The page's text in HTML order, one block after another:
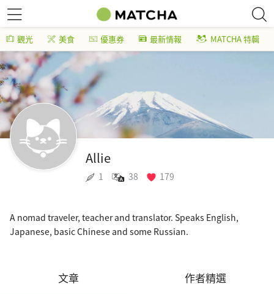
觀光 美食 優惠券 最新情報 MATCHA 特輯
Allie
1 38 179
A nomad traveler, teacher and translator. Speaks English,
Japanese, basic Chinese and some Russian.
文章 作者精選